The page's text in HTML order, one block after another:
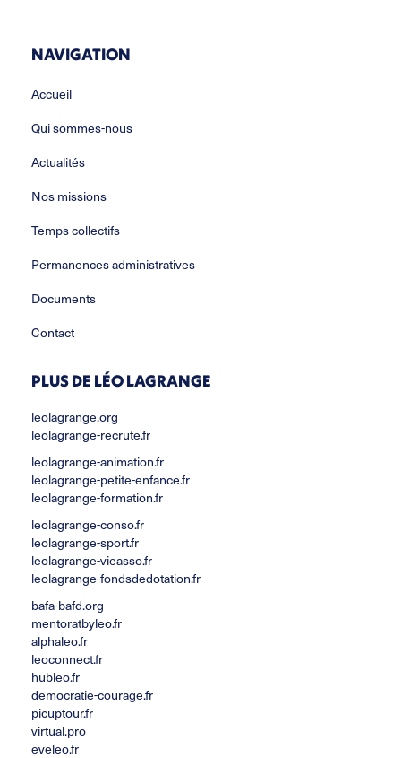
NAVIGATION
Accueil
Qui sommes-nous
Actualités
Nos missions
Temps collectifs
Permanences administratives
Documents
Contact
PLUS DE LÉO LAGRANGE
leolagrange.org
leolagrange-recrute.fr
leolagrange-animation.fr
leolagrange-petite-enfance.fr
leolagrange-formation.fr
leolagrange-conso.fr
leolagrange-sport.fr
leolagrange-vieasso.fr
leolagrange-fondsdedotation.fr
bafa-bafd.org
mentoratbyleo.fr
alphaleo.fr
leoconnect.fr
hubleo.fr
democratie-courage.fr
picuptour.fr
virtual.pro
eveleo.fr